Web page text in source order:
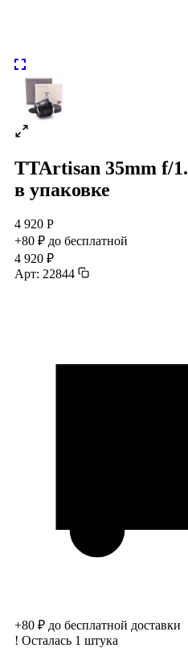
TTArtisan 35mm f/
в упаковке
4 920 Р
+80 ₽ до бесплатной
4 920 ₽
Арт: 22844
+80 ₽ до бесплатной доставки
! Осталась 1 штука